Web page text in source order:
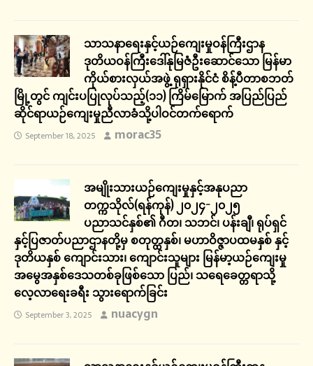
သာသနာရေးနှင့်ယဉ်ကျေးမှုဝန်ကြီးဌာန
ဒုတိယဝန်ကြီးဒေါ်နုမြဇံဦးဆောင်သော မြန်မာ
ကိုယ်စားလှယ်အဖွဲ့ ရုရှားနိုင်ငံ စိန့်ပီတာစဘတ်
မြို့တွင် ကျင်းပပြုလုပ်သည့်(၁၁) ကြိမ်မြောက် အပြည်ပြည်
ဆိုင်ရာယဉ်ကျေးမှုညီလာခံသို့ပါဝင်တက်ရောက်
September 18, 2025 morac35
အမျိုးသားယဉ်ကျေးမှုနှင့်အနုပညာ
တက္ကသိုလ်(ရန်ကုန်) ၂၀၂၄-၂၀၂၅
ပညာသင်နှစ်၏ ဂီတ၊ သဘင်၊ ပန်းချီ၊ ရုပ်ရှင်
နှင့်ပြဇာတ်ပညာဌာနတို့မှ စတုတ္ထနှစ်၊ မဟာဝိဇ္ဇာပထမနှစ် နှင့်
ဒုတိယနှစ် ကျောင်းသား၊ ကျောင်းသူများ မြန်မာ့ယဉ်ကျေးမှု
အမွေအနှစ်ဒေသတစ်ခုဖြစ်သော ပြည်၊ သရေခေတ္တရာသို့
လေ့လာရေးခရီး သွားရောက်ခြင်း
September 3, 2025 nuacygn